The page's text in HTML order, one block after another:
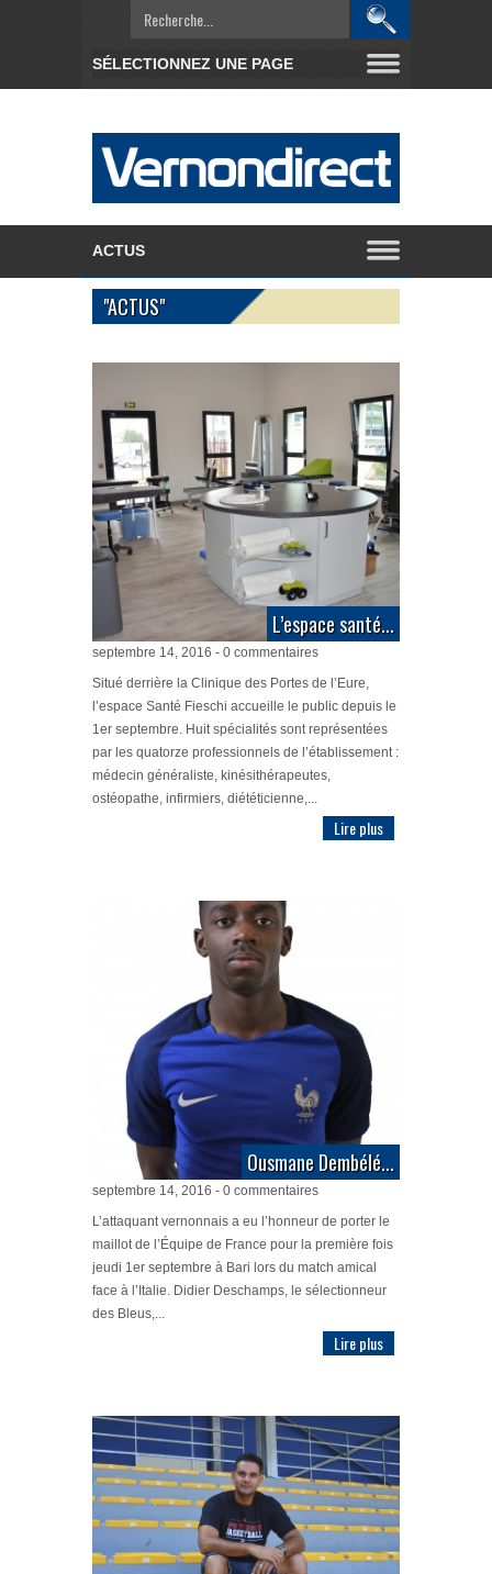
"ACTUS"
L’espace santé...
septembre 14, 2016 - 0 commentaires
Situé derrière la Clinique des Portes de l’Eure,
l’espace Santé Fieschi accueille le public depuis le
1er septembre. Huit spécialités sont représentées
par les quatorze professionnels de l’établissement :
médecin généraliste, kinésithérapeutes,
ostéopathe, infirmiers, diététicienne,...
Lire plus
Ousmane Dembélé...
septembre 14, 2016 - 0 commentaires
L’attaquant vernonnais a eu l’honneur de porter le
maillot de l’Équipe de France pour la première fois
jeudi 1er septembre à Bari lors du match amical
face à l’Italie. Didier Deschamps, le sélectionneur
des Bleus,...
Lire plus